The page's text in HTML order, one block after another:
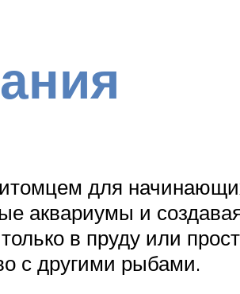
для
аквариумы и
в пруду или
с другими рыбами.